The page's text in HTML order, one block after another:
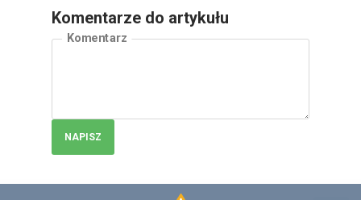
Komentarze do artykułu
Komentarz
NAPISZ